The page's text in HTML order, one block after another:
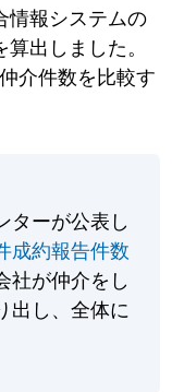
情報システムの
出しました。
介件数を比較す
ターが公表し
成約報告件数
社が仲介をし
出し、全体に